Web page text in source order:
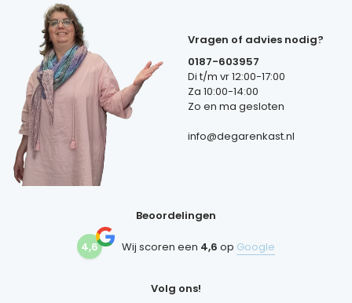
Vragen of advies nodig?
0187-603957
Di t/m vr 12:00-17:00
Za 10:00-14:00
Zo en ma gesloten
info@degarenkast.nl
Beoordelingen
4,6 Wij scoren een 4,6 op Google
Volg ons!